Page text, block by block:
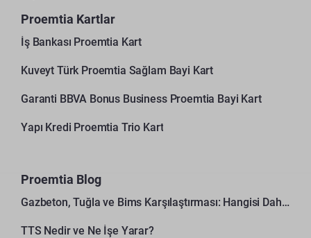
Proemtia Kartlar
İş Bankası Proemtia Kart
Kuveyt Türk Proemtia Sağlam Bayi Kart
Garanti BBVA Bonus Business Proemtia Bayi Kart
Yapı Kredi Proemtia Trio Kart
Proemtia Blog
Gazbeton, Tuğla ve Bims Karşılaştırması: Hangisi Daha Avantajlı?
TTS Nedir ve Ne İşe Yarar?